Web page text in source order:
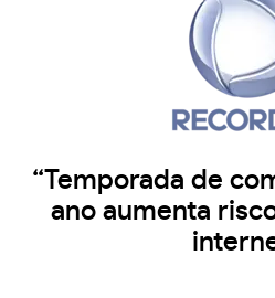
“Temporada de
ano aumenta